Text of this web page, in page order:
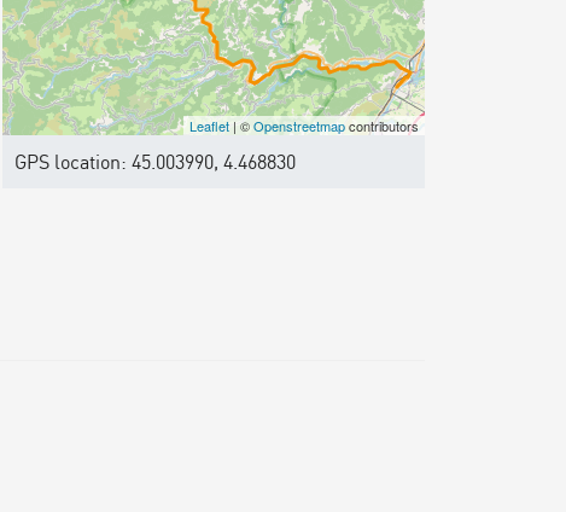
Leaflet| ©Openstreetmapcontributors
GPS location: 45.003990, 4.468830